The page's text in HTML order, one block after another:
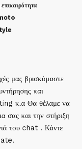
μας βρισκόμαστε
και
κ.α Θα θέλαμε να
σας και την στήριξη
του chat . Κάντε